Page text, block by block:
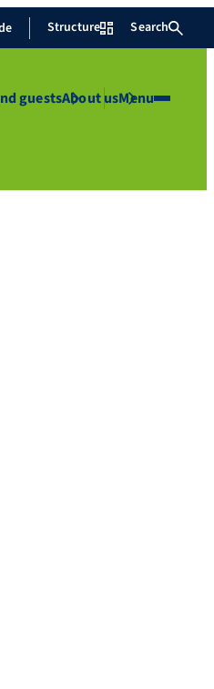
Structure Search
guestsAbout usMenu